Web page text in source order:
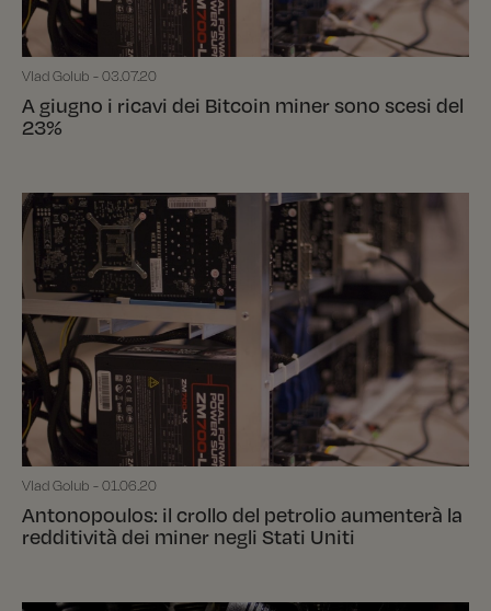
Vlad Golub - 03.07.20
A giugno i ricavi dei Bitcoin miner sono scesi del
23%
Vlad Golub - 01.06.20
Antonopoulos: il crollo del petrolio aumenterà la
redditività dei miner negli Stati Uniti